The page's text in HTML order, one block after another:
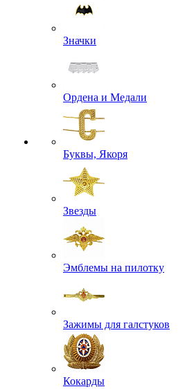
Значки
Ордена и Медали
Буквы, Якоря
Звезды
Эмблемы на пилотку
Зажимы для галстуков
Кокарды